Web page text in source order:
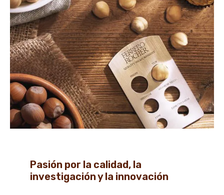
Pasión por la calidad, la
investigación y la innovación